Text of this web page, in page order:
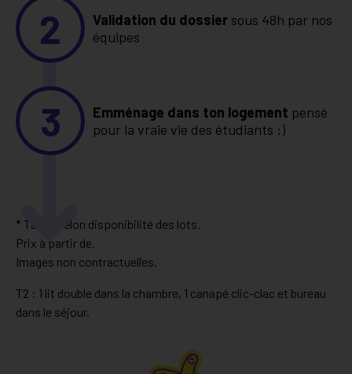
2 Validation du dossier sous 48h par nos
équipes
3 Emménage dans ton logement pensé
pour la vraie vie des étudiants :)
* Tarifs selon disponibilité des lots.
Prix à partir de.
Images non contractuelles.
T2 : 1 lit double dans la chambre, 1 canapé clic-clac et bureau
dans le séjour.